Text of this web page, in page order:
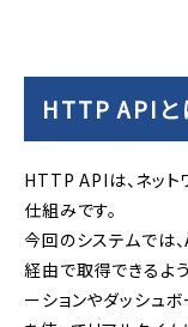
HTTP APIと
HTTP APIは、ネッ
仕組みです。
今回のシステムでは
経由で取得できるよ
ーションやダッシュ